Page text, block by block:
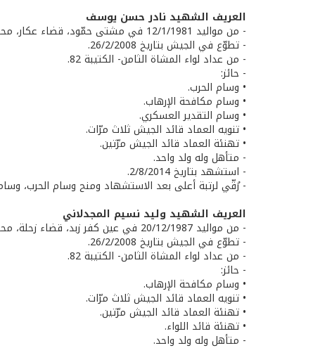
العريف الشهيد نادر حسن يوسف
- من مواليد 12/1/1981 في مشتى حمّود، قضاء عكار، محافظة الشمال.
- تطوّع في الجيش بتاريخ 26/2/2008.
- من عداد لواء المشاة الثامن- الكتيبة 82.
- حائز:
• وسام الحرب.
• وسام مكافحة الإرهاب.
• وسام التقدير العسكري.
• تنويه العماد قائد الجيش ثلاث مرّات.
• تهنئة العماد قائد الجيش مرّتين.
- متأهل وله ولد واحد.
- استشهد بتاريخ 2/8/2014.
- رُقّي لرتبة أعلى بعد الاستشهاد ومنح وسام الحرب، وسام
العريف الشهيد وليد نسيم المجدلاني
- من مواليد 20/12/1987 في عين كفر زبد، قضاء زحلة، محافظة البقاع.
- تطوّع في الجيش بتاريخ 26/2/2008.
- من عداد لواء المشاة الثامن- الكتيبة 82.
- حائز:
• وسام مكافحة الإرهاب.
• تنويه العماد قائد الجيش ثلاث مرّات.
• تهنئة العماد قائد الجيش مرّتين.
• تهنئة قائد اللواء.
- متأهل وله ولد واحد.